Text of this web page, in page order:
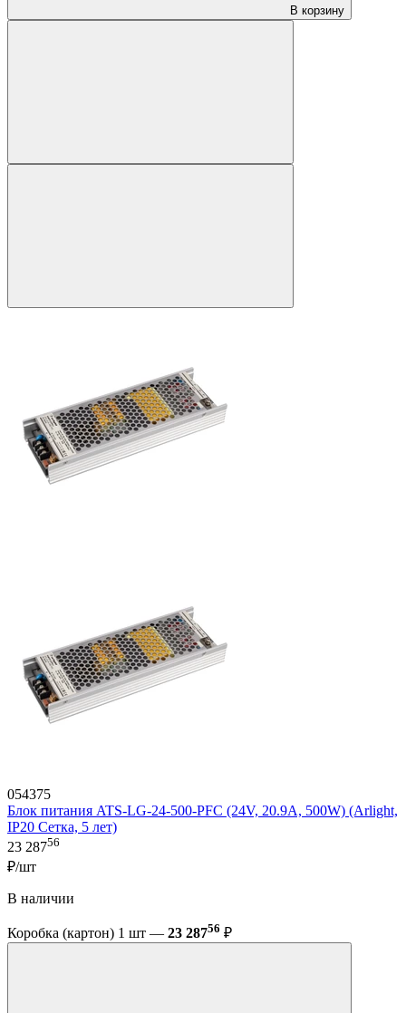
В корзину
054375
Блок питания ATS-LG-24-500-PFC (24V, 20.9A, 500W) (Arlight,
IP20 Сетка, 5 лет)
23 28756
₽/шт
В наличии
Коробка (картон) 1 шт — 23 28756 ₽